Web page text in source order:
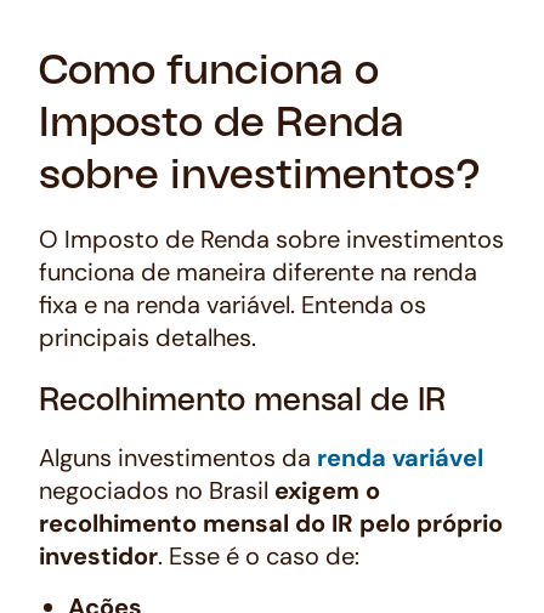
Como funciona o
Imposto de Renda
sobre investimentos?
O Imposto de Renda sobre investimentos
funciona de maneira diferente na renda
fixa e na renda variável. Entenda os
principais detalhes.
Recolhimento mensal de IR
Alguns investimentos da renda variável
negociados no Brasil exigem o
recolhimento mensal do IR pelo próprio
investidor. Esse é o caso de:
Ações